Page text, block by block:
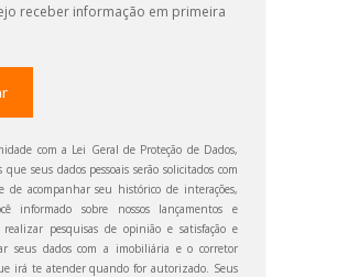
receber informação em primeira
com a Lei Geral de Proteção de Dados,
que seus dados pessoais serão solicitados com
de acompanhar seu histórico de interações,
informado sobre nossos lançamentos e
realizar pesquisas de opinião e satisfação e
seus dados com a imobiliária e o corretor
irá te atender quando for autorizado. Seus